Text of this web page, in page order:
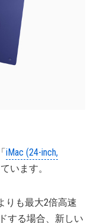
iMac (24-inch,
います。
りも最大2倍高速
する場合、新しい